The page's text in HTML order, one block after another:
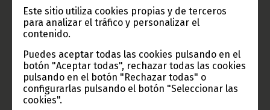
Este sitio utiliza cookies propias y de terceros
para analizar el tráfico y personalizar el
contenido.
Puedes aceptar todas las cookies pulsando en el
botón "Aceptar todas", rechazar todas las cookies
pulsando en el botón "Rechazar todas" o
configurarlas pulsando el botón "Seleccionar las
cookies".
Información de Guinea Ecuatorial
TVGE